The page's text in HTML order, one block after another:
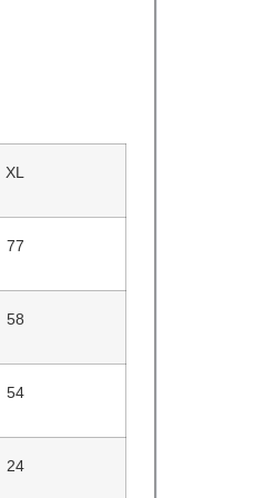
XL
77
58
54
24